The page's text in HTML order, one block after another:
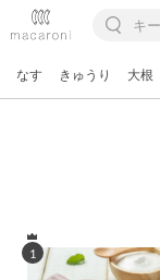
なす きゅうり 大根
1